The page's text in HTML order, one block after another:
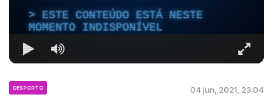
ESTE CONTEÚDO ESTÁ NESTE
MOMENTO INDISPONÍVEL
DESPORTO 04 jun, 2021, 23:04